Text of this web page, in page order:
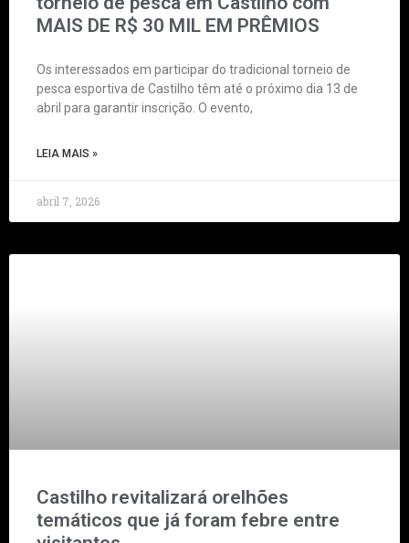
MAIS DE R$ 30 MIL EM PRÊMIOS
Os interessados em participar do tradicional torneio de
pesca esportiva de Castilho têm até o próximo dia 13 de
abril para garantir inscrição. O evento,
LEIA MAIS »
abril 7, 2026
Castilho revitalizará orelhões
temáticos que já foram febre entre